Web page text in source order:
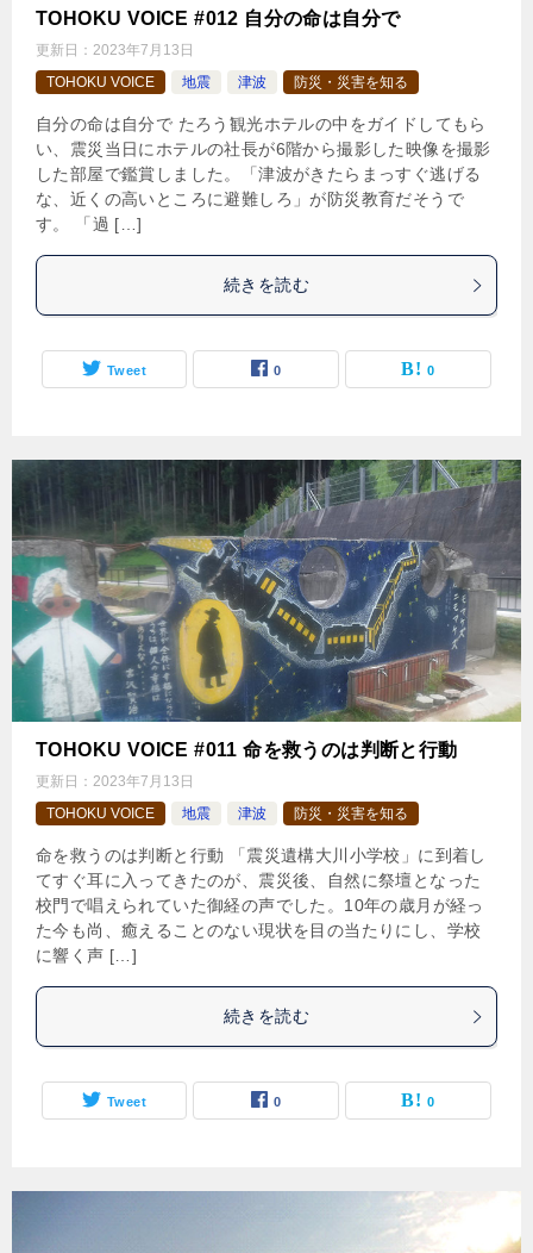
TOHOKU VOICE #012 自分の命は自分で
更新日： 2023年7月13日
TOHOKU VOICE
地震 津波 防災・災害を知る
自分の命は自分で たろう観光ホテルの中をガイドしてもら
い、震災当日にホテルの社長が6階から撮影した映像を撮影
した部屋で鑑賞しました。「津波がきたらまっすぐ逃げる
な、近くの高いところに避難しろ」が防災教育だそうで
す。 「過 […]
続きを読む
Tweet 0 0
TOHOKU VOICE #011 命を救うのは判断と行動
更新日： 2023年7月13日
TOHOKU VOICE
地震 津波 防災・災害を知る
命を救うのは判断と行動 「震災遺構大川小学校」に到着し
てすぐ耳に入ってきたのが、震災後、自然に祭壇となった
校門で唱えられていた御経の声でした。10年の歳月が経っ
た今も尚、癒えることのない現状を目の当たりにし、学校
に響く声 […]
続きを読む
Tweet 0 0